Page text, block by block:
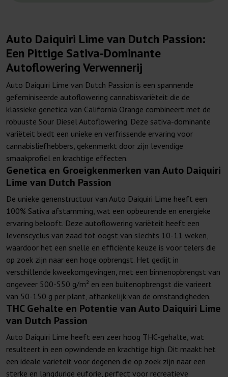
Auto Daiquiri Lime van Dutch Passion:
Een Pittige Sativa-Dominante
Autoflowering Verwennerij
Auto Daiquiri Lime van Dutch Passion is een spannende
gefeminiseerde autoflowering cannabisvariëteit die de
klassieke genetica van California Orange combineert met de
robuuste Sour Diesel Autoflowering. Deze sativa-dominante
variëteit biedt een unieke en verfrissende ervaring voor
cannabisliefhebbers, gekenmerkt door zijn levendige
smaakprofiel en krachtige effecten.
Genetica en Groeigkenmerken van Auto Daiquiri
Lime van Dutch Passion
De unieke genenstructuur van Auto Daiquiri Lime heeft een
100% Sativa afstamming, wat een opbeurende en energieke
ervaring belooft. Deze autoflowering variëteit heeft een
levenscyclus van zaad tot oogst van slechts 10-11 weken,
waardoor het een snelle en efficiënte keuze is voor telers die
op zoek zijn naar een hoge opbrengst. Het gedijt in
verschillende kweekomgevingen, met een binnenopbrengst van
ongeveer 500-550 g/m² en een buitenopbrengst die varieert
van 50-150 g per plant, afhankelijk van de omstandigheden.
THC Gehalte en Potentie van Auto Daiquiri Lime
van Dutch Passion
Auto Daiquiri Lime heeft een zeer hoog THC-gehalte, wat
resulteert in een opwindende en krachtige high. Dit maakt het
een ideale variëteit voor degenen die op zoek zijn naar een
sterke en langdurige euforie, perfect voor recreatieve